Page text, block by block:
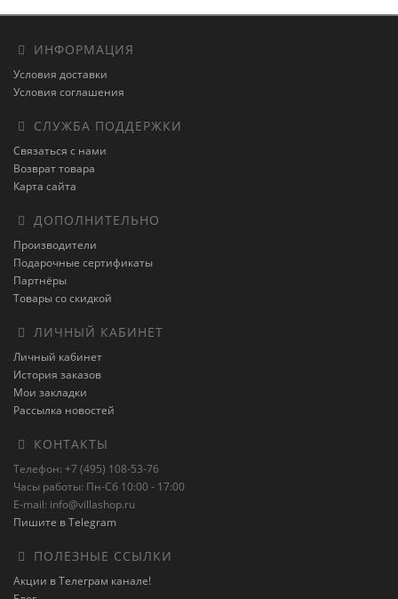
ИНФОРМАЦИЯ
Условия доставки
Условия соглашения
СЛУЖБА ПОДДЕРЖКИ
Связаться с нами
Возврат товара
Карта сайта
ДОПОЛНИТЕЛЬНО
Производители
Подарочные сертификаты
Партнёры
Товары со скидкой
ЛИЧНЫЙ КАБИНЕТ
Личный кабинет
История заказов
Мои закладки
Рассылка новостей
КОНТАКТЫ
Телефон: +7 (495) 108-53-76
Часы работы: Пн-Сб 10:00 - 17:00
E-mail: info@villashop.ru
Пишите в Telegram
ПОЛЕЗНЫЕ ССЫЛКИ
Акции в Телеграм канале!